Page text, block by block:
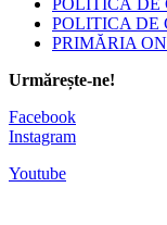
POLITICA DE
PRIMĂRIA
Urmărește-ne!
Facebook
Instagram
Youtube